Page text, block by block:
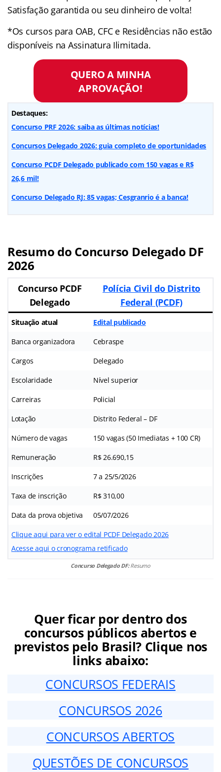
Satisfação garantida ou seu dinheiro de volta!
*Os cursos para OAB, CFC e Residências não estão
disponíveis na Assinatura Ilimitada.
QUERO A MINHA
APROVAÇÃO!
Destaques:
Concurso PRF 2026: saiba as últimas notícias!
Concursos Delegado 2026: guia completo de oportunidades
Concurso PCDF Delegado publicado com 150 vagas e R$
26,6 mil!
Concurso Delegado RJ: 85 vagas; Cesgranrio é a banca!
Resumo do Concurso Delegado DF
2026
Concurso PCDF
Delegado
Polícia Civil do Distrito
Federal (PCDF)
Situação atual Edital publicado
Banca organizadora Cebraspe
Cargos Delegado
Escolaridade Nível superior
Carreiras Policial
Lotação Distrito Federal – DF
Número de vagas 150 vagas (50 Imediatas + 100 CR)
Remuneração R$ 26.690,15
Inscrições 7 a 25/5/2026
Taxa de inscrição R$ 310,00
Data da prova objetiva 05/07/2026
Clique aqui para ver o edital PCDF Delegado 2026
Acesse aqui o cronograma retificado
Concurso Delegado DF:Resumo
Quer ficar por dentro dos
concursos públicos abertos e
previstos pelo Brasil? Clique nos
links abaixo:
CONCURSOS FEDERAIS
CONCURSOS 2026
CONCURSOS ABERTOS
QUESTÕES DE CONCURSOS